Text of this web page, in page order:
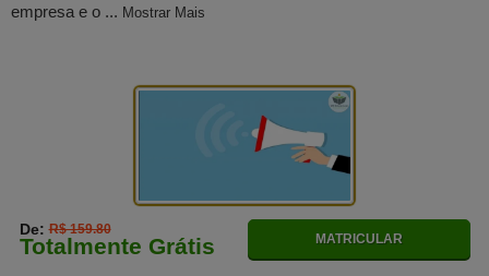
empresa e o ... Mostrar Mais
De:R$ 159.80
Totalmente Grátis MATRICULAR